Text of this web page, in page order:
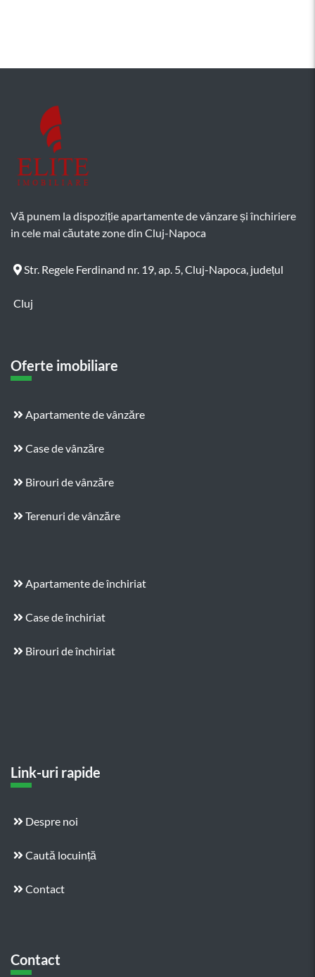
Vă punem la dispoziție apartamente de vânzare și închiriere
in cele mai căutate zone din Cluj-Napoca
Str. Regele Ferdinand nr. 19, ap. 5, Cluj-Napoca, județul
Cluj
Oferte imobiliare
Apartamente de vânzăre
Case de vânzăre
Birouri de vânzăre
Terenuri de vânzăre
Apartamente de închiriat
Case de închiriat
Birouri de închiriat
Link-uri rapide
Despre noi
Caută locuință
Contact
Contact